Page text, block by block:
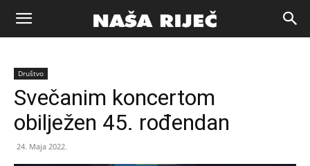
Naša
riječ
Društvo
Svečanim koncertom
obilježen 45. rođendan
24. Maja 2022.